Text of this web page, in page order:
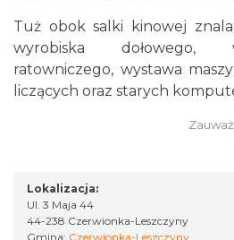
Tuż obok salki kinowej
wyrobiska dołowego,
ratowniczego, wystawa
liczących oraz starych
Lokalizacja:
Ul. 3 Maja 44
44-238 Czerwionka-Leszczyny
Gmina: Czerwionka-Leszczyny